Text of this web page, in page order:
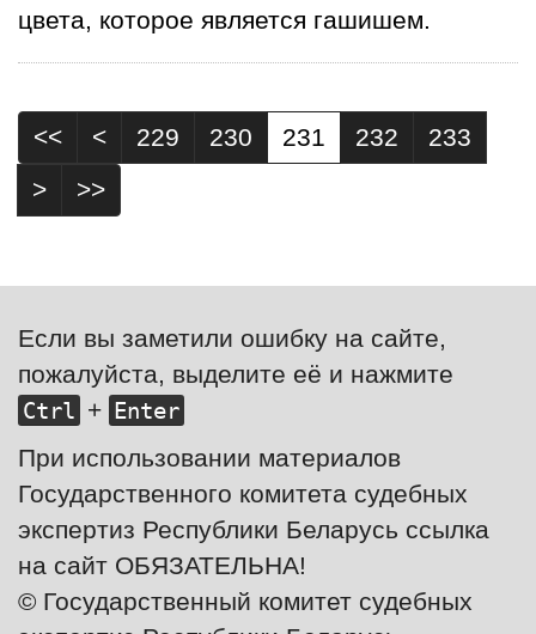
цвета, которое является гашишем.
<< < 229 230 231 232
233
>
>>
Если вы заметили ошибку на сайте,
пожалуйста, выделите её и нажмите
Ctrl + Enter
При использовании материалов
Государственного комитета судебных
экспертиз Республики Беларусь ссылка
на сайт ОБЯЗАТЕЛЬНА!
© Государственный комитет судебных